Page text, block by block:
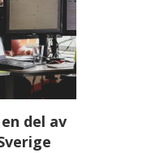
del av